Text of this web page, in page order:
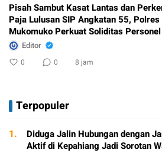
Pisah Sambut Kasat Lantas dan
Paja Lulusan SIP Angkatan 55, Polres
Mukomuko Perkuat Soliditas Personel
Editor
0 0 8 jam
Terpopuler
1.
Diduga Jalin Hubungan dengan
Aktif di Kepahiang Jadi Sorotan